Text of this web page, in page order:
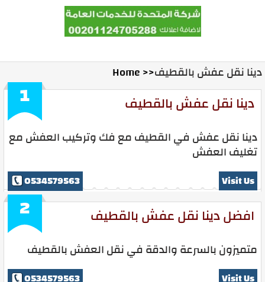
Home >>دينا نقل عفش بالقطيف
1 دينا نقل عفش بالقطيف
دينا نقل عفش في القطيف مع فك وتركيب العفش مع
تغليف العفش
0534579563 Visit Us
2 افضل دينا نقل عفش بالقطيف
متميزون بالسرعة والدقة في نقل العفش بالقطيف
0534579563 Visit Us